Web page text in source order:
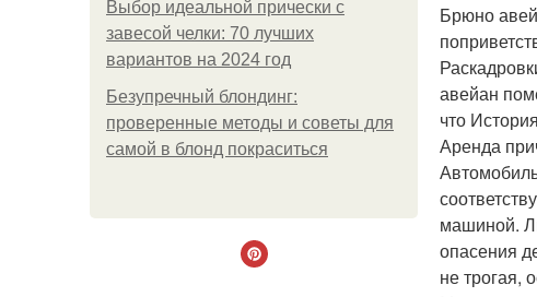
Выбор идеальной прически с
завесой челки: 70 лучших
вариантов на 2024 год
Безупречный блондинг:
проверенные методы и советы для
самой в блонд покраситься
Брюно
авейан
что
Аренда
машиной.
опасения
не трогая,